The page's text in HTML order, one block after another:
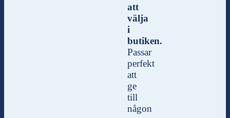
att
välja
i
butiken.
Passar
perfekt
att
ge
till
någon